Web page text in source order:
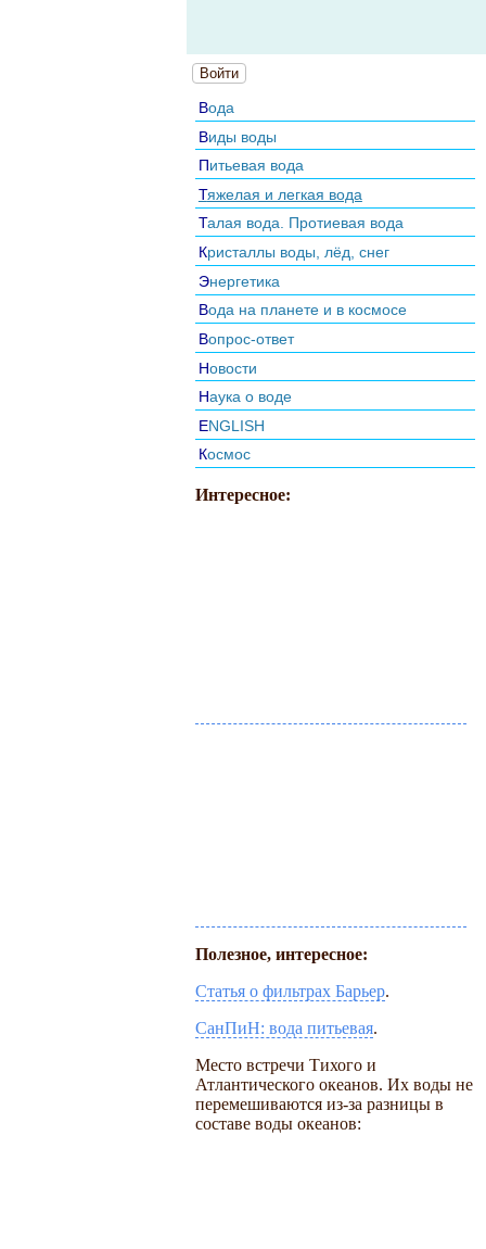
Войти
Вода
Виды воды
Питьевая вода
Тяжелая и легкая вода
Талая вода. Протиевая вода
Кристаллы воды, лёд, снег
Энергетика
Вода на планете и в космосе
Вопрос-ответ
Новости
Наука о воде
ENGLISH
Космос
Интересное:
Полезное, интересное:
Статья о фильтрах Барьер.
СанПиН: вода питьевая.
Место встречи Тихого и
Атлантического океанов. Их воды не
перемешиваются из-за разницы в
составе воды океанов: